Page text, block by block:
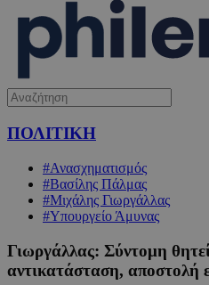
ΠΟΛΙΤΙΚΗ
#Ανασχηματισμός
#Βασίλης Πάλμας
#Μιχάλης Γιωργάλλας
#Υπουργείο Άμυνας
Γιωργάλλας: Σύντομη
αντικατάσταση, αποστολή